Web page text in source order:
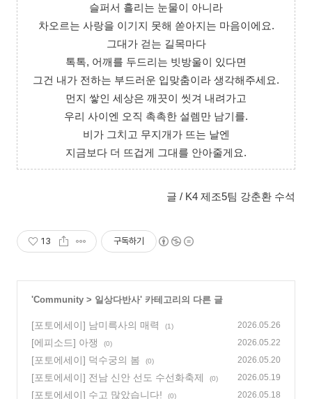
슬퍼서 흘리는 눈물이 아니라
차오르는 사랑을 이기지 못해 쏟아지는 마음이에요.
그대가 걷는 길목마다
톡톡, 어깨를 두드리는 빗방울이 있다면
그건 내가 전하는 부드러운 입맞춤이라 생각해주세요.
먼지 쌓인 세상은 깨끗이 씻겨 내려가고
우리 사이엔 오직 촉촉한 설렘만 남기를.
비가 그치고 무지개가 뜨는 날엔
지금보다 더 뜨겁게 그대를 안아줄게요.
글 / K4 제조5팀 강춘환 수석
13 구독하기
'Community > 일상다반사' 카테고리의 다른 글
[포토에세이] 남미륵사의 매력 (1) 2026.05.26
[에피소드] 아쟁 (0) 2026.05.22
[포토에세이] 덕수궁의 봄 (0) 2026.05.20
[포토에세이] 전남 신안 선도 수선화축제 (0) 2026.05.19
[포토에세이] 수고 많았습니다! (0) 2026.05.18